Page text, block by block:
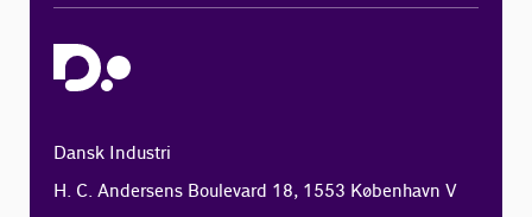
Dansk Industri
H. C. Andersens Boulevard 18, 1553 København V